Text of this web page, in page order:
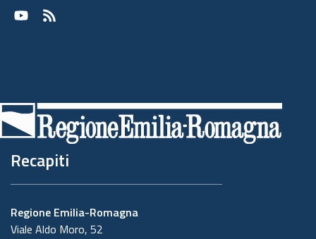
Youtube
RSS
Recapiti
Regione Emilia-Romagna
Viale Aldo Moro, 52